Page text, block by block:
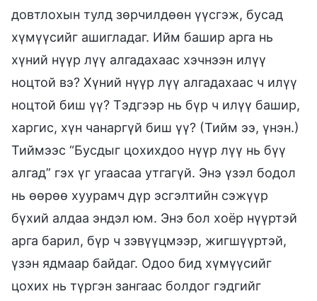
довтлохын тулд зөрчилдөөн үүсгэж, бусад
хүмүүсийг ашигладаг. Ийм башир арга нь
хүний нүүр лүү алгадахаас хэчнээн илүү
ноцтой вэ? Хүний нүүр лүү алгадахаас ч илүү
ноцтой биш үү? Тэдгээр нь бүр ч илүү башир,
харгис, хүн чанаргүй биш үү? (Тийм ээ, үнэн.)
Тиймээс “Бусдыг цохихдоо нүүр лүү нь бүү
алгад” гэх үг угаасаа утгагүй. Энэ үзэл бодол
нь өөрөө хуурамч дүр эсгэлтийн сэжүүр
бүхий алдаа эндэл юм. Энэ бол хоёр нүүртэй
арга барил, бүр ч зэвүүцмээр, жигшүүртэй,
үзэн ядмаар байдаг. Одоо бид хүмүүсийг
цохих нь түргэн зангаас болдог гэдгийг